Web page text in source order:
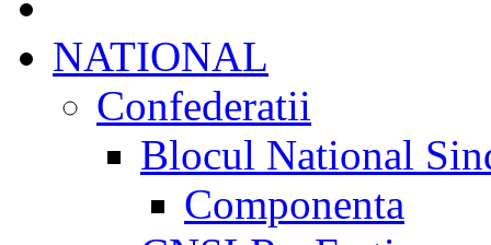
NATIONAL
Confederatii
Blocul National
Componenta